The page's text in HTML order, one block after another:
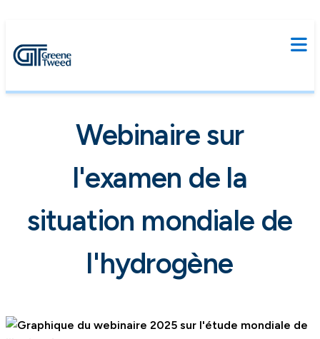
Webinaire sur
l'examen de la
situation mondiale de
l'hydrogène